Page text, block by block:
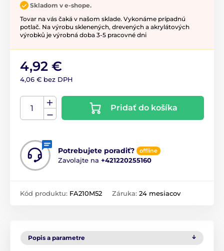
Skladom v e-shope.
Tovar na vás čaká v našom sklade. Vykonáme prípadnú
potlač. Na výrobu sklenených, drevených a akrylátových
výrobků je výrobná doba 3-5 pracovné dni
4,92 €
4,06 € bez DPH
Pridať do košíka
Potrebujete poradiť? offline
Zavolajte na +421220255160
Kód produktu: FA210M52 Záruka: 24 mesiacov
Popis a parametre